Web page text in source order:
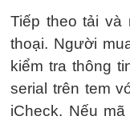
Tiếp theo tải và
thoại. Người
kiểm tra thông
serial trên tem
iCheck. Nếu